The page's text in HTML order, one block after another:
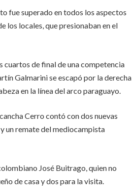
fue superado en todos los aspectos
los locales, que presionaban en el
cuartos de final de una competencia
Galmarini se escapó por la derecha
en la línea del arco paraguayo.
Cerro contó con dos nuevas
un remate del mediocampista
José Buitrago, quien no
de casa y dos para la visita.